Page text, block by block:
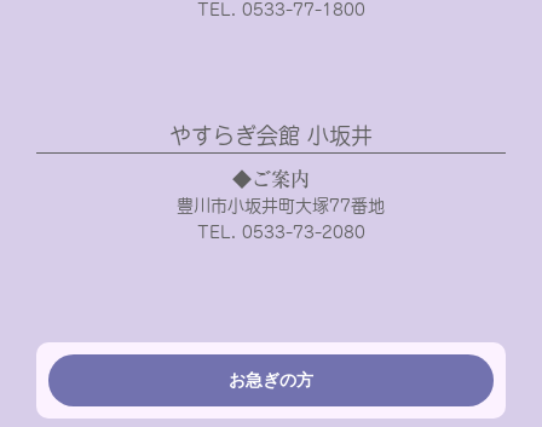
TEL. 0533-77-1800
やすらぎ会館 小坂井
◆ご案内
豊川市小坂井町大塚77番地
TEL. 0533-73-2080
お急ぎの方